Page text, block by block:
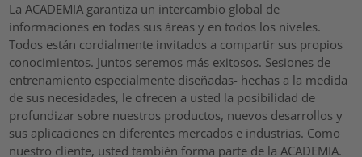
La ACADEMIA garantiza un intercambio global de
informaciones en todas sus áreas y en todos los niveles.
Todos están cordialmente invitados a compartir sus propios
conocimientos. Juntos seremos más exitosos. Sesiones de
entrenamiento especialmente diseñadas- hechas a la medida
de sus necesidades, le ofrecen a usted la posibilidad de
profundizar sobre nuestros productos, nuevos desarrollos y
sus aplicaciones en diferentes mercados e industrias. Como
nuestro cliente, usted también forma parte de la ACADEMIA.